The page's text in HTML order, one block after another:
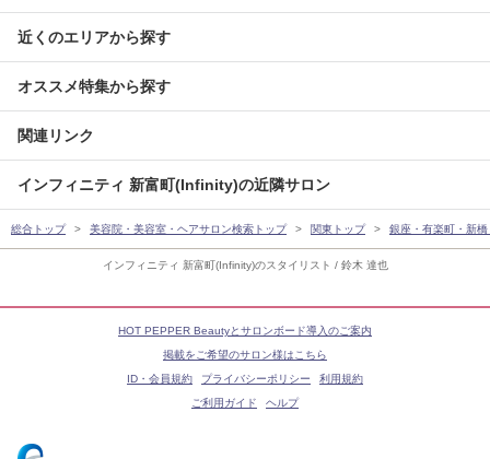
インフィニティ 新富町(Infinity)のスタイリスト / 鈴木 達也
近くのエリアから探す
オススメ特集から探す
関連リンク
インフィニティ 新富町(Infinity)の近隣サロン
総合トップ 美容院・美容室・ヘアサロン検索トップ 関東トップ 銀座・有楽町・新
HOT PEPPER Beautyとサロンボード導入のご案内
掲載をご希望のサロン様はこちら
ID・会員規約
プライバシーポリシー
利用規約
ご利用ガイド
ヘルプ